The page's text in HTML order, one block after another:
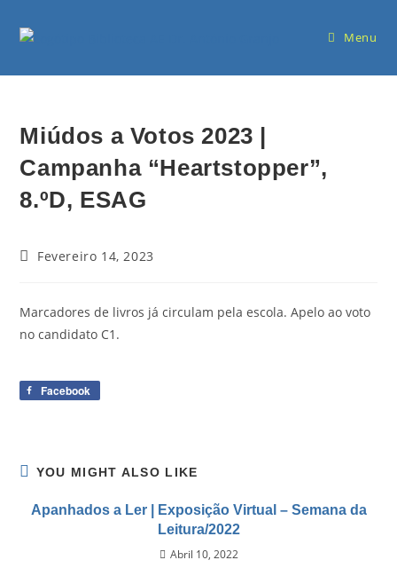
Menu
Miúdos a Votos 2023 |
Campanha “Heartstopper”,
8.ºD, ESAG
Fevereiro 14, 2023
Marcadores de livros já circulam pela escola. Apelo ao voto
no candidato C1.
Facebook
YOU MIGHT ALSO LIKE
Apanhados a Ler | Exposição Virtual – Semana da
Leitura/2022
Abril 10, 2022